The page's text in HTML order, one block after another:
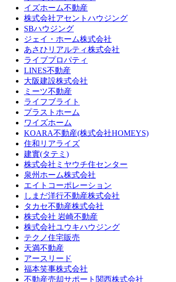
イズホーム不動産
株式会社アセントハウジング
SBハウジング
ジェイ・ホーム株式会社
あさひリアルティ株式会社
ライブプロパティ
LINES不動産
大阪建設株式会社
ミーツ不動産
ライフブライト
プラストホーム
ワイズホーム
KOARA不動産(株式会社HOMEYS)
住和リアライズ
建實(タテミ)
株式会社ミヤウチ住センター
泉州ホーム株式会社
エイトコーポレーション
しまだ洋行不動産株式会社
タカセ不動産株式会社
株式会社 岩崎不動産
株式会社ユウキハウジング
テクノ住宅販売
天満不動産
アースリード
福本笑事株式会社
不動産売却サポート関西株式会社